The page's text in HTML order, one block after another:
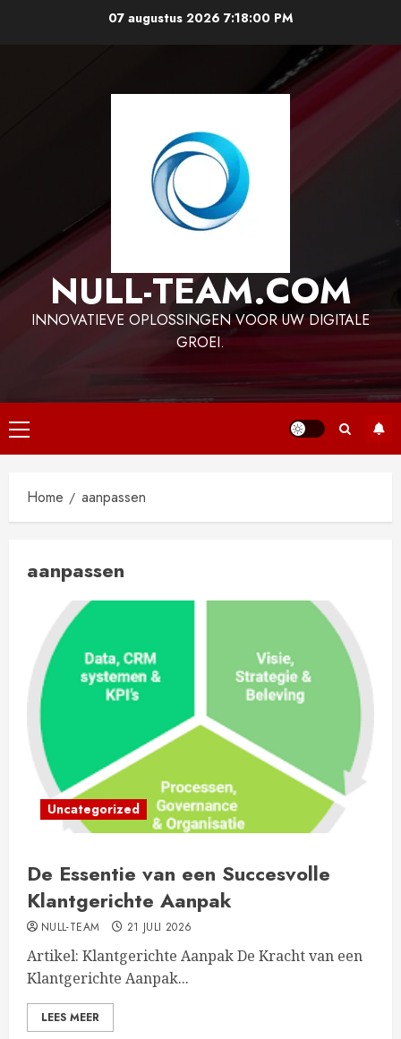
07 augustus 20267:18:01 PM
NULL-TEAM.COM
INNOVATIEVE OPLOSSINGEN VOOR UW DIGITALE
GROEI.
Primair
menu
Home aanpassen
aanpassen
Uncategorized
De Essentie van een Succesvolle
Klantgerichte Aanpak
NULL-TEAM 21 JULI 2026
Artikel: Klantgerichte Aanpak De Kracht van een
Klantgerichte Aanpak...
LEES MEER